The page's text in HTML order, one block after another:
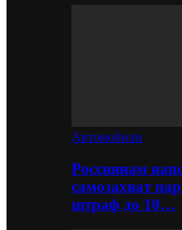
Автомобили
Россиянам
самозахват
штраф до 10…